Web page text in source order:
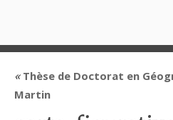
«Thèse de Doctorat en
Martin